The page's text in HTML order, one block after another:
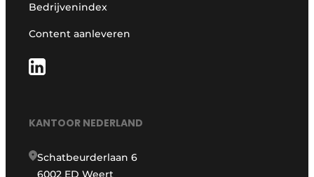
Bedrijvenindex
Content aanleveren
KANTOOR NEDERLAND
Schatbeurderlaan 6
6002 ED Weert